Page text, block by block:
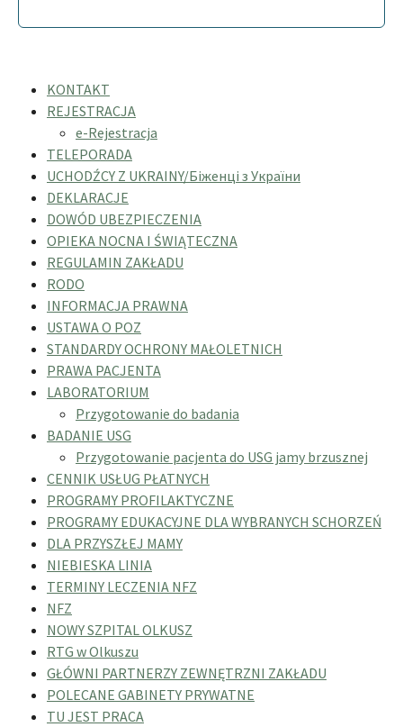
KONTAKT
REJESTRACJA
e-Rejestracja
TELEPORADA
UCHODŹCY Z UKRAINY/Біженці з України
DEKLARACJE
DOWÓD UBEZPIECZENIA
OPIEKA NOCNA I ŚWIĄTECZNA
REGULAMIN ZAKŁADU
RODO
INFORMACJA PRAWNA
USTAWA O POZ
STANDARDY OCHRONY MAŁOLETNICH
PRAWA PACJENTA
LABORATORIUM
Przygotowanie do badania
BADANIE USG
Przygotowanie pacjenta do USG jamy brzusznej
CENNIK USŁUG PŁATNYCH
PROGRAMY PROFILAKTYCZNE
PROGRAMY EDUKACYJNE DLA WYBRANYCH SCHORZEŃ
DLA PRZYSZŁEJ MAMY
NIEBIESKA LINIA
TERMINY LECZENIA NFZ
NFZ
NOWY SZPITAL OLKUSZ
RTG w Olkuszu
GŁÓWNI PARTNERZY ZEWNĘTRZNI ZAKŁADU
POLECANE GABINETY PRYWATNE
TU JEST PRACA